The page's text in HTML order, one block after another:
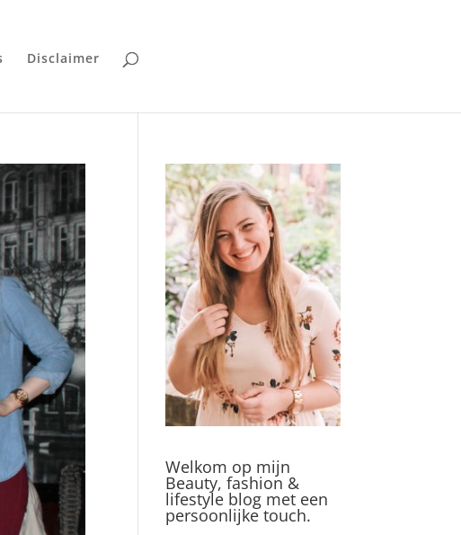
Disclaimer
Welkom op mijn
Beauty, fashion &
lifestyle blog met een
persoonlijke touch.